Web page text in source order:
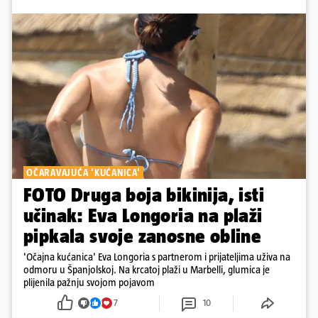
OČARAVAJUĆA 'KUĆANICA'
FOTO Druga boja bikinija, isti
učinak: Eva Longoria na plaži
pipkala svoje zanosne obline
'Očajna kućanica' Eva Longoria s partnerom i prijateljima uživa na
odmoru u Španjolskoj. Na krcatoj plaži u Marbelli, glumica je
plijenila pažnju svojom pojavom
7 10